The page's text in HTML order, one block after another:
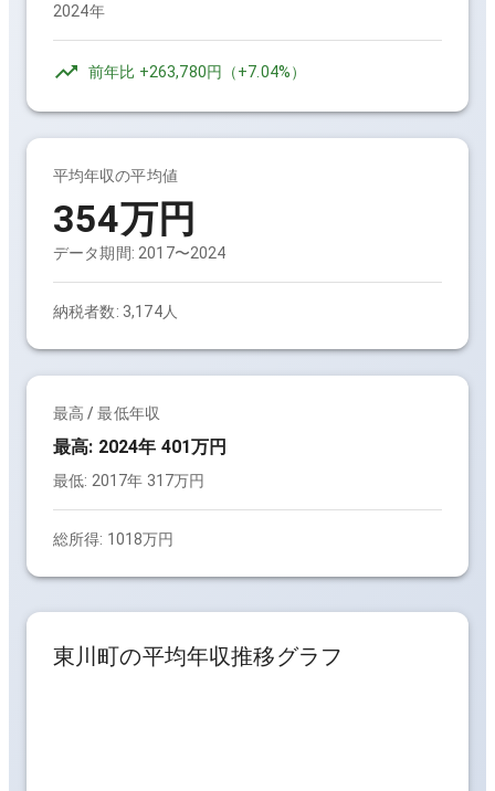
2024年
前年比 +263,780円 （+7.04%）
平均年収の平均値
354万円
データ期間: 2017〜2024
納税者数: 3,174人
最高 / 最低年収
最高: 2024年 401万円
最低: 2017年 317万円
総所得: 1018万円
東川町の平均年収推移グラフ